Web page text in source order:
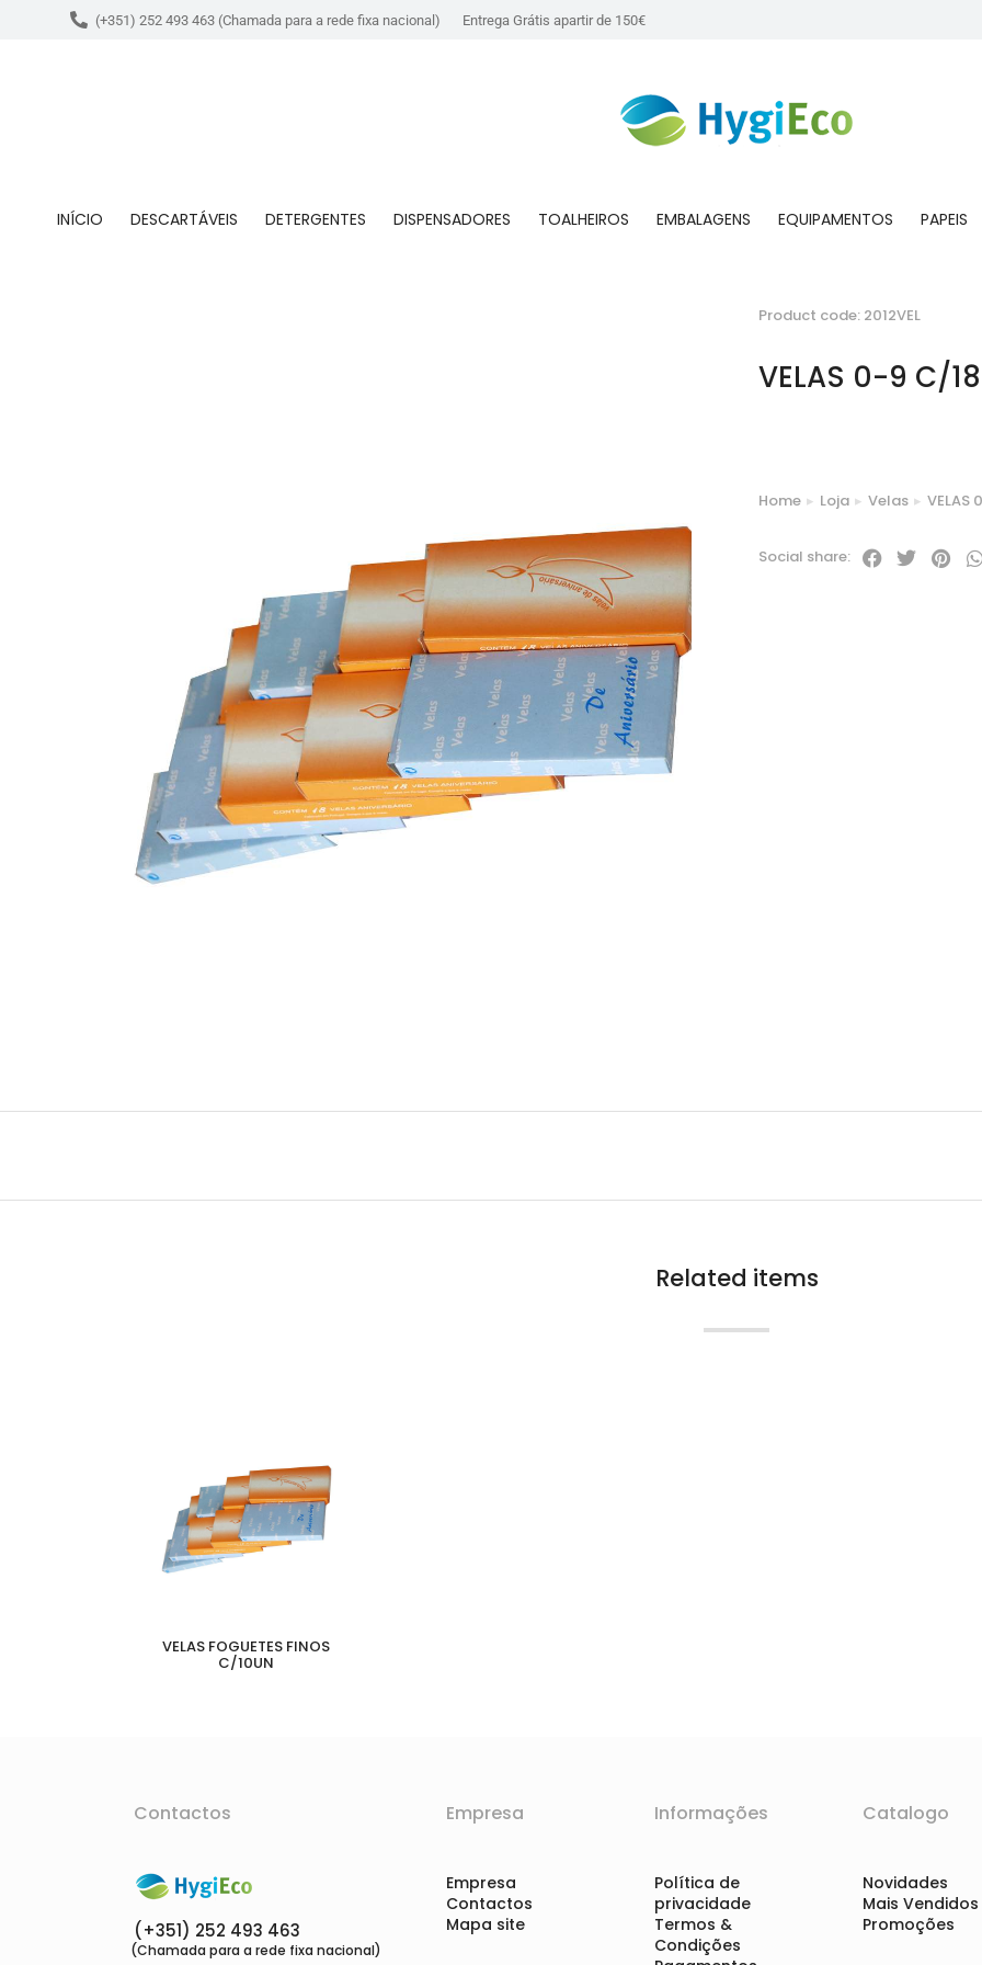
(+351) 252 493 463 (Chamada para a rede fixa nacional) Entrega Grátis apartir de 150€
INÍCIO DESCARTÁVEIS DETERGENTES DISPENSADORES TOALHEIROS EMBALAGENS EQUIPAMENTOS PAPEIS
Product code: 2012VEL
VELAS 0-9 C/18
You are here:
Home Loja Velas VELAS
Social share:
Related items
VELAS FOGUETES FINOS
C/10UN
Contactos
(+351) 252 493 463
(Chamada para a rede fixa nacional)
Empresa
Empresa
Contactos
Mapa site
Informações
Política de
privacidade
Termos &
Condições
Catalogo
Novidades
Mais Vendidos
Promoções